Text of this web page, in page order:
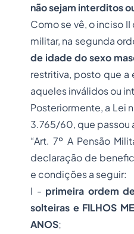
não sejam interditos
Como se vê, o inciso
militar, na segunda
de idade do sexo
restritiva, posto que a
aqueles inválidos ou
Posteriormente, a Lei
3.765/60, que passou
“Art. 7º A Pensão
declaração de
e condições a seguir:
I - primeira ordem
solteiras e FILHOS
ANOS;